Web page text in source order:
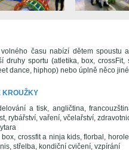
volného času nabízí dětem spoustu
druhy sportu (atletika, box,
dance, hiphop) nebo úplně něco
KROUŽKY
a tisk, angličtina,
rybářství, vaření, včelařství,
box, crossfit a ninja kids, florbal,
střelba, kondiční cvičení, vzpírání